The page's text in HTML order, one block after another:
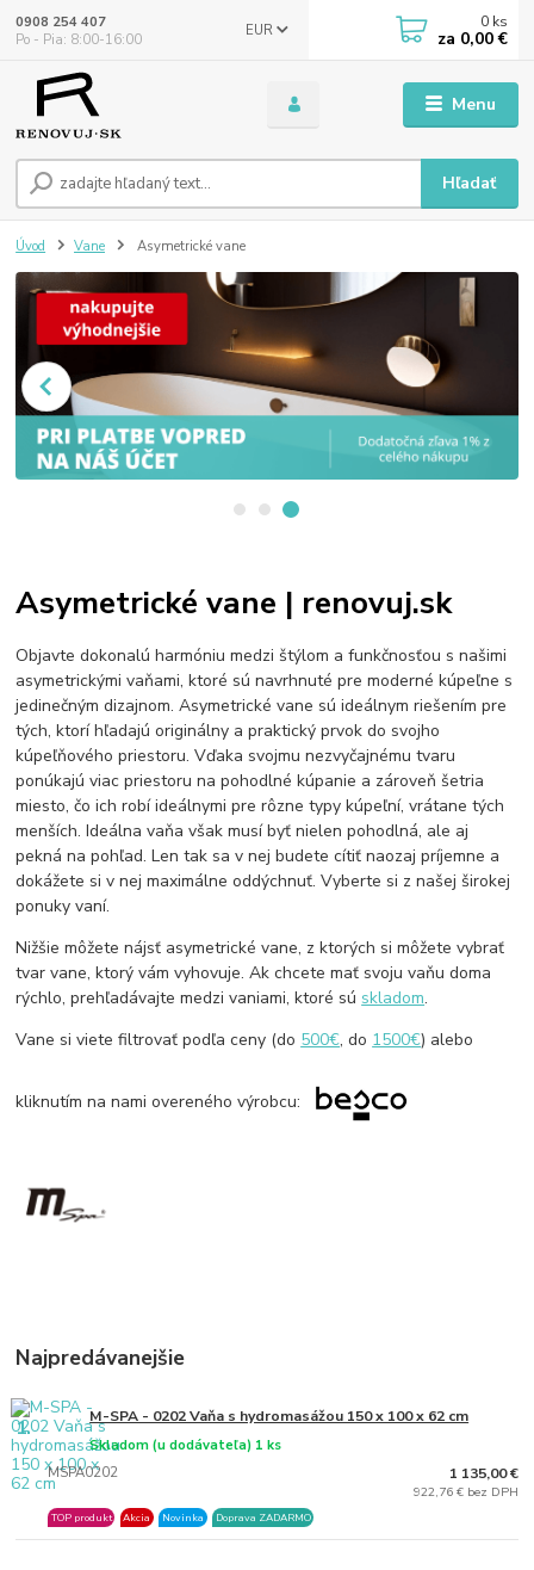
Menu
EUR
Hľadať
0908 254 407
Po - Pia: 8:00-16:00
0 ks
za 0,00 €
Úvod Vane Asymetrické vane
Asymetrické vane | renovuj.sk
Objavte dokonalú harmóniu medzi štýlom a funkčnosťou s našimi
asymetrickými vaňami, ktoré sú navrhnuté pre moderné kúpeľne s
jedinečným dizajnom. Asymetrické vane sú ideálnym riešením pre
tých, ktorí hľadajú originálny a praktický prvok do svojho
kúpeľňového priestoru. Vďaka svojmu nezvyčajnému tvaru
ponúkajú viac priestoru na pohodlné kúpanie a zároveň šetria
miesto, čo ich robí ideálnymi pre rôzne typy kúpeľní, vrátane tých
menších. Ideálna vaňa však musí byť nielen pohodlná, ale aj
pekná na pohľad. Len tak sa v nej budete cítiť naozaj príjemne a
dokážete si v nej maximálne oddýchnuť. Vyberte si z našej širokej
ponuky vaní.
Nižšie môžete nájsť asymetrické vane, z ktorých si môžete vybrať
tvar vane, ktorý vám vyhovuje. Ak chcete mať svoju vaňu doma
rýchlo, prehľadávajte medzi vaniami, ktoré sú skladom.
Vane si viete filtrovať podľa ceny (do 500€, do 1500€) alebo
kliknutím na nami overeného výrobcu:
Najpredávanejšie
1. M-SPA - 0202 Vaňa s hydromasážou 150 x 100 x 62 cm
MSPA0202
Skladom (u dodávateľa) 1 ks
TOP produkt Akcia Novinka Doprava ZADARMO
1 135,00 €
922,76 € bez DPH